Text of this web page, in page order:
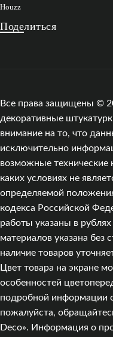
Houzz
Поделиться
Все права защищены ©
декоративные
внимание на то, что
исключительно
возможные технические
каких условиях не
определяемой
кодекса Российской
работы указаны в
материалов указана без
наличие товаров
Цвет товара на экране
особенностей
подробной информации
пожалуйста,
Deco». Информация о